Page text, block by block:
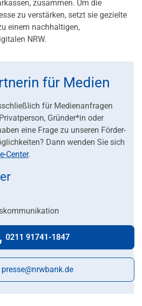
zusammen. Um die
zu verstärken, setzt sie gezielte
einem nachhaltigen,
NRW.
für Medien
für Medienanfragen
Gründer*in oder
eine Frage zu unseren Förder-
Dann wenden Sie sich
Center.
Telefonnummer:
0211 91741-1847
E-Mail:
presse@nrwbank.de